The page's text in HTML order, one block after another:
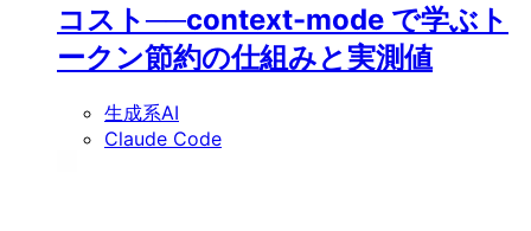
コスト──context-mode で学ぶト
ークン節約の仕組みと実測値
生成系AI
Claude Code